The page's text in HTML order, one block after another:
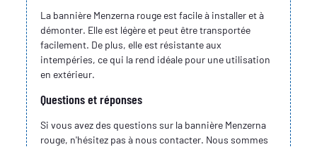
La bannière Menzerna rouge est facile à installer et à
démonter. Elle est légère et peut être transportée
facilement. De plus, elle est résistante aux
intempéries, ce qui la rend idéale pour une utilisation
en extérieur.
Questions et réponses
Si vous avez des questions sur la bannière Menzerna
rouge, n'hésitez pas à nous contacter. Nous sommes